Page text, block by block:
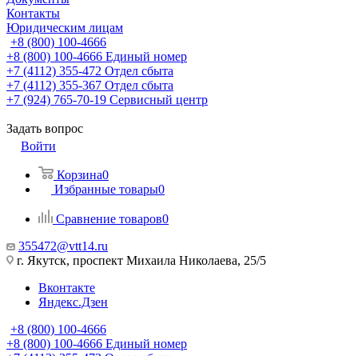
Контакты
Юридическим лицам
+8 (800) 100-4666
+8 (800) 100-4666 Единый номер
+7 (4112) 355-472 Отдел сбыта
+7 (4112) 355-367 Отдел сбыта
+7 (924) 765-70-19 Сервисный центр
Задать вопрос
Войти
Корзина0
Избранные товары0
Сравнение товаров0
355472@vtt14.ru
г. Якутск, проспект Михаила Николаева, 25/5
Вконтакте
Яндекс.Дзен
+8 (800) 100-4666
+8 (800) 100-4666 Единый номер